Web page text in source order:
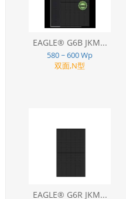
EAGLE® G6B JKM...
580 ~ 600 Wp
双面,N型
EAGLE® G6R JKM...